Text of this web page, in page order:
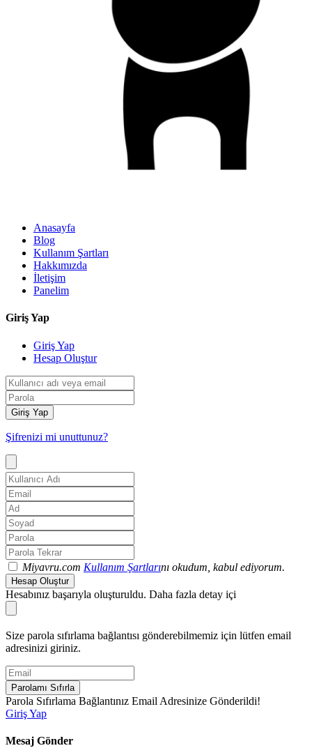
Anasayfa
Blog
Kullanım Şartları
Hakkımızda
İletişim
Panelim
Giriş Yap
Giriş Yap
Hesap Oluştur
Giriş Yap
Şifrenizi mi unuttunuz?
Miyavru.com Kullanım Şartlarını okudum, kabul ediyorum.
Hesap Oluştur
Hesabınız başarıyla oluşturuldu. Daha fazla detay içi
Size parola sıfırlama bağlantısı gönderebilmemiz için lütfen email
adresinizi giriniz.
Parolamı Sıfırla
Parola Sıfırlama Bağlantınız Email Adresinize Gönderildi!
Giriş Yap
Mesaj Gönder